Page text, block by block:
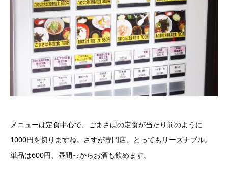
メニューは定食中心で、ごまさばの定食が当たり前のように
1000円を切りますね。さすが専門店、とってもリーズナブル。
単品は600円、昼間っからお酒も飲めます。